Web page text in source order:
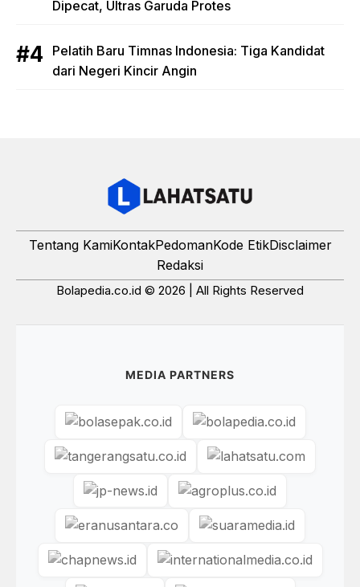
Dipecat, Ultras Garuda Protes
Pelatih Baru Timnas Indonesia: Tiga Kandidat
dari Negeri Kincir Angin
Tentang KamiKontakPedomanKode EtikDisclaimer
Redaksi
Bolapedia.co.id © 2026 | All Rights Reserved
MEDIA PARTNERS